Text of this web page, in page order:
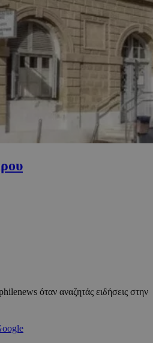
όταν αναζητάς ειδήσεις στην